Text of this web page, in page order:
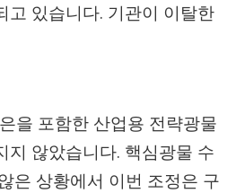
고 있습니다. 기관이 이탈한
을 포함한 산업용 전략광물
지 않았습니다. 핵심광물 수
은 상황에서 이번 조정은 구